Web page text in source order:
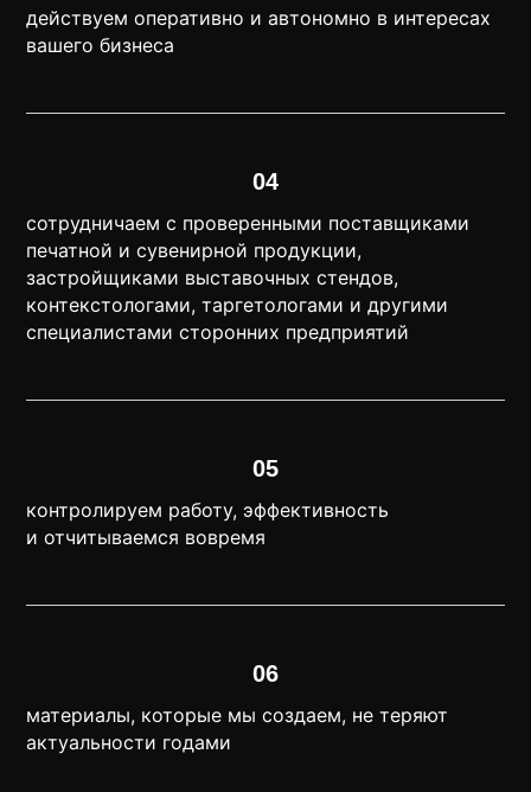
действуем оперативно и автономно в интересах
вашего бизнеса
04
сотрудничаем с проверенными поставщиками
печатной и сувенирной продукции,
застройщиками выставочных стендов,
контекстологами, таргетологами и другими
специалистами сторонних предприятий
05
контролируем работу, эффективность
и отчитываемся вовремя
06
материалы, которые мы создаем, не теряют
актуальности годами